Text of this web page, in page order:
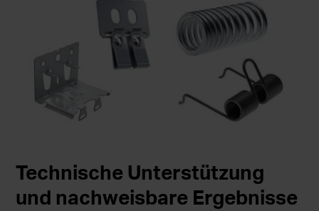
Technische Unterstützung
und nachweisbare Ergebnisse